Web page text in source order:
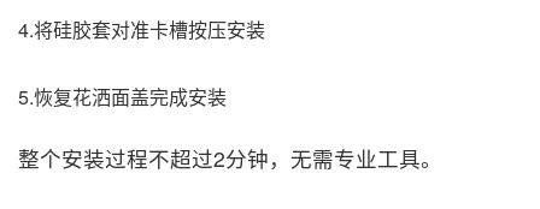
4.将硅胶套对准卡槽按压安装
5.恢复花洒面盖完成安装
整个安装过程不超过2分钟，无需专业工具。